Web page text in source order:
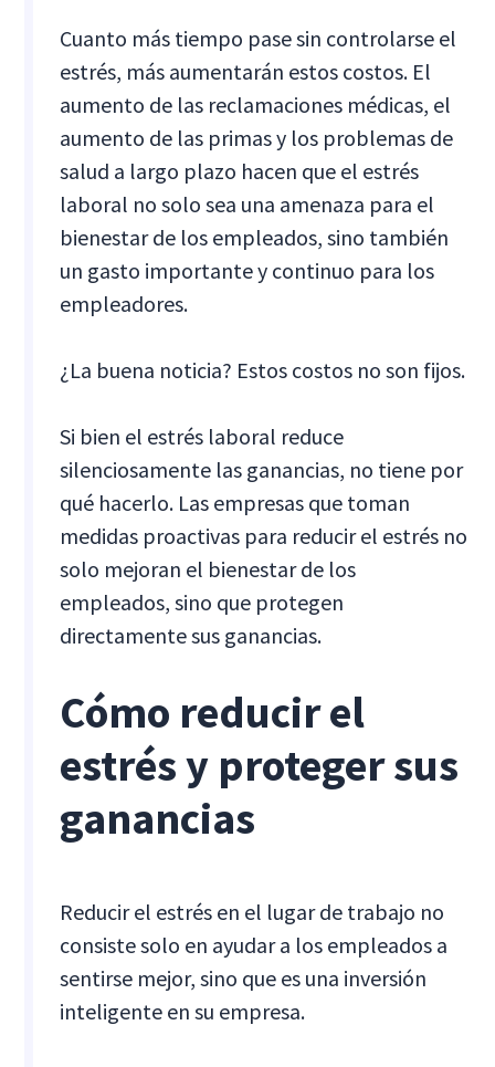
Cuanto más tiempo pase sin controlarse el
estrés, más aumentarán estos costos. El
aumento de las reclamaciones médicas, el
aumento de las primas y los problemas de
salud a largo plazo hacen que el estrés
laboral no solo sea una amenaza para el
bienestar de los empleados, sino también
un gasto importante y continuo para los
empleadores.
¿La buena noticia? Estos costos no son fijos.
Si bien el estrés laboral reduce
silenciosamente las ganancias, no tiene por
qué hacerlo. Las empresas que toman
medidas proactivas para reducir el estrés no
solo mejoran el bienestar de los
empleados, sino que protegen
directamente sus ganancias.
Cómo reducir el
estrés y proteger sus
ganancias
Reducir el estrés en el lugar de trabajo no
consiste solo en ayudar a los empleados a
sentirse mejor, sino que es una inversión
inteligente en su empresa.